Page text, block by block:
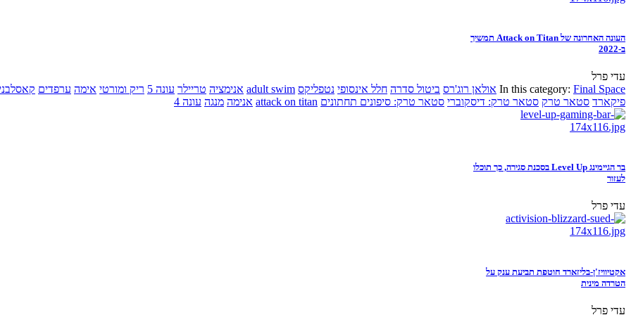
העונה האחרונה של Attack on Titan תמשיך
ב-2022
עדי פרל
In this category: Final Space אולאן רוג'רס ביטול סדרה חלל אינסופי נטפליקס adult swim אנימציה טריילר עונה 5 ריק ומורטי אימה ערפדים
פיקארד סטאר טרק סטאר טרק: דיסקוברי סטאר טרק: סיפונים תחתונים attack on titan אנימה מנגה עונה 4
בר הגיימינג Level Up בסכנת סגירה, כך תוכלו
לעזור
עדי פרל
אקטיוויז'ן-בליזארד חוטפת תביעת ענק על
הטרדה מינית
עדי פרל